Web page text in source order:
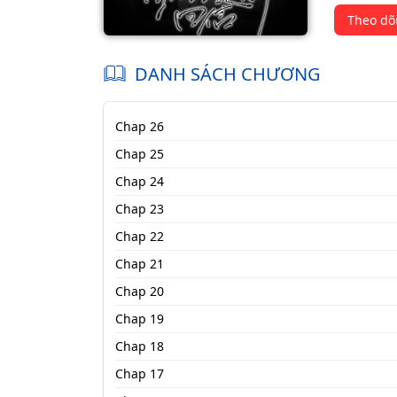
Theo
DANH SÁCH CHƯƠNG
Chap 26
Chap 25
Chap 24
Chap 23
Chap 22
Chap 21
Chap 20
Chap 19
Chap 18
Chap 17